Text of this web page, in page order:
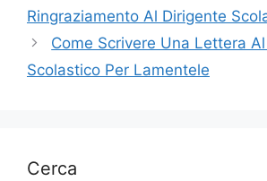
Ringraziamento Al Dirigente
Come Scrivere Una Lettera
Scolastico Per Lamentele
Cerca